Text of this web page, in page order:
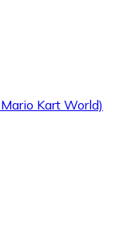
Kart World)